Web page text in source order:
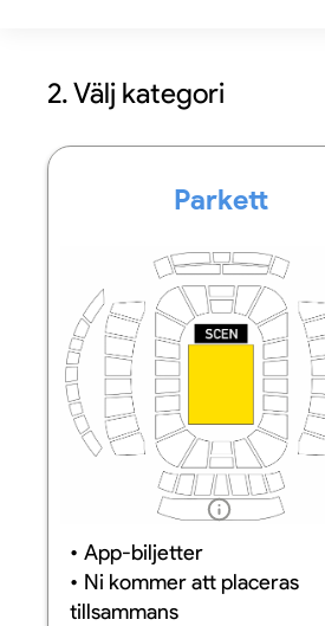
2. Välj kategori
Parkett
Information
App-biljetter
Ni kommer att placeras
tillsammans